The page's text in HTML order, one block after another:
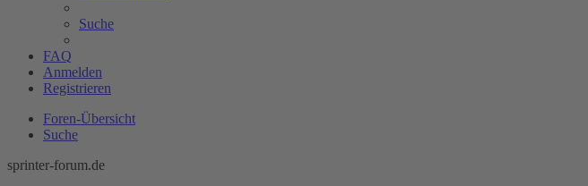
Suche
FAQ
Anmelden
Registrieren
Foren-Übersicht
Suche
sprinter-forum.de